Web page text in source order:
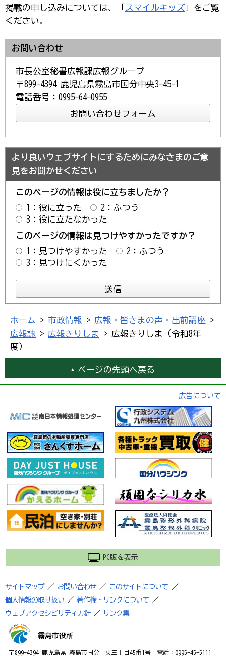
掲載の申し込みについては、「 スマイルキッズ 」をご覧
ください。
お問い合わせ
市長公室秘書広報課広報グループ
〒899-4394 鹿児島県霧島市国分中央3-45-1
電話番号：0995-64-0955
より良いウェブサイトにするためにみなさまのご意
見をお聞かせください
このページの情報は役に立ちましたか？
1：役に立った
2：ふつう
3：役に立たなかった
このページの情報は見つけやすかったですか？
1：見つけやすかった
2：ふつう
3：見つけにくかった
ホーム > 市政情報 > 広報・皆さまの声・出前講座 >
広報誌 > 広報きりしま
> 広報きりしま（令和8年
度）
ページの先頭へ戻る
広告について
PC版を表示
サイトマップ ／ お問い合わせ ／ このサイトについて
／
個人情報の取り扱い
／ 著作権・リンクについて
／
ウェブアクセシビリティ方針
／ リンク集
霧島市役所
〒899-4394 鹿児島県 霧島市国分中央三丁目45番1号 電話：0995-45-5111